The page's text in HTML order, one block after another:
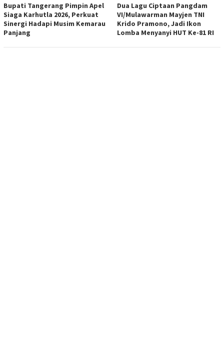
Bupati Tangerang Pimpin Apel
Siaga Karhutla 2026, Perkuat
Sinergi Hadapi Musim Kemarau
Panjang
Dua Lagu Ciptaan Pangdam
VI/Mulawarman Mayjen TNI
Krido Pramono, Jadi Ikon
Lomba Menyanyi HUT Ke-81 RI